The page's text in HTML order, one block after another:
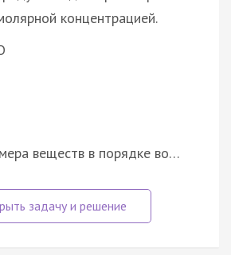
концентрацией.
веществ в порядке во…